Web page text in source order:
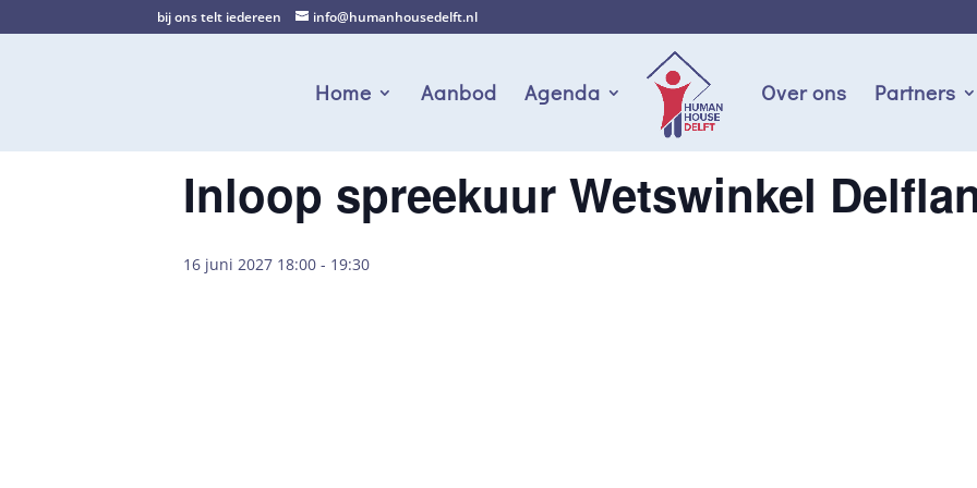
bij ons telt iedereen info@humanhousedelft.nl
Home Aanbod Agenda Over ons Partners
Inloop spreekuur Wetswinkel
16 juni 2027 18:00 - 19:30